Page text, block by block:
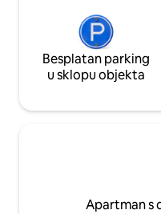
Besplatan parking
u sklopu objekta
Apartman s